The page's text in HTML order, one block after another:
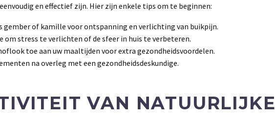
en effectief zijn. Hier zijn enkele tips om te beginnen:
gember of kamille voor ontspanning en verlichting van buikpijn.
stress te verlichten of de sfeer in huis te verbeteren.
toe aan uw maaltijden voor extra gezondheidsvoordelen.
na overleg met een gezondheidsdeskundige.
VAN NATUURLIJKE